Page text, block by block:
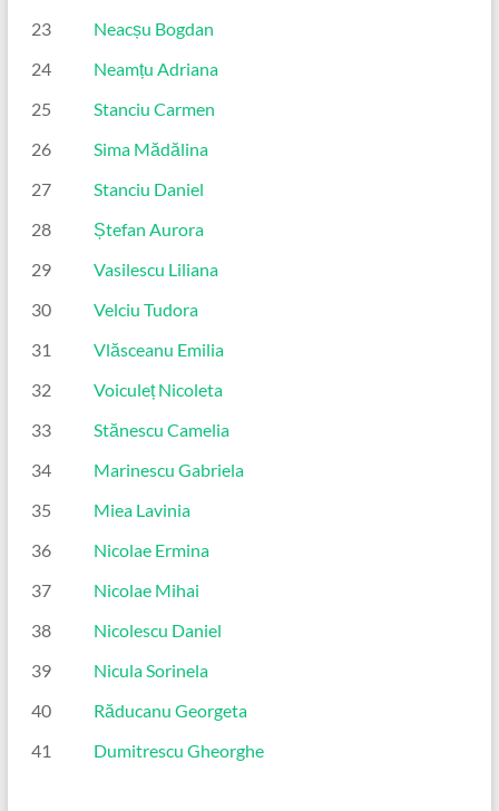
23
Neacșu Bogdan
24
Neamțu Adriana
25
Stanciu Carmen
26
Sima Mădălina
27
Stanciu Daniel
28
Ștefan Aurora
29
Vasilescu Liliana
30
Velciu Tudora
31
Vlăsceanu Emilia
32
Voiculeț Nicoleta
33
Stănescu Camelia
34
Marinescu Gabriela
35
Miea Lavinia
36
Nicolae Ermina
37
Nicolae Mihai
38
Nicolescu Daniel
39
Nicula Sorinela
40
Răducanu Georgeta
41
Dumitrescu Gheorghe